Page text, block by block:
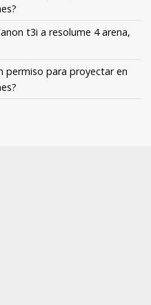
t3i a resolume 4 arena,
permiso para proyectar en